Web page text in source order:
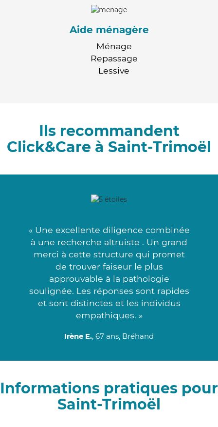
Aide ménagère
Ménage
Repassage
Lessive
Ils recommandent
Click&Care à Saint-Trimoël
« Une excellente diligence combinée
à une recherche altruiste . Un grand
merci à cette structure qui promet
de trouver faiseur le plus
approuvable à la pathologie
soulignée. Les réponses sont rapides
et sont distinctes et les individus
empathiques. »
Irène E., 67 ans, Bréhand
Informations pratiques pour
Saint-Trimoël